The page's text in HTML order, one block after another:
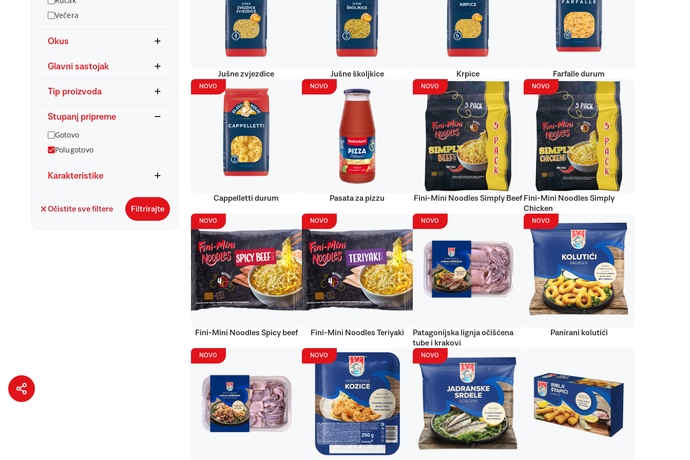
Večera
Okus
Glavni sastojak
Tip proizvoda
Stupanj pripreme
Gotovo
Polugotovo
Karakteristike
Očistite sve filtere Filtrirajte
Jušne zvjezdice Jušne školjkice Krpice Farfalle durum
NOVO
Cappelletti durum
NOVO
Pasata za pizzu
NOVO
Fini-Mini Noodles Simply Beef
NOVO
Fini-Mini Noodles Simply
Chicken
NOVO
Fini-Mini Noodles Spicy beef
NOVO
Fini-Mini Noodles Teriyaki
NOVO
Patagonijska lignja očišćena
tube i krakovi
NOVO
Panirani kolutići
NOVO NOVO NOVO